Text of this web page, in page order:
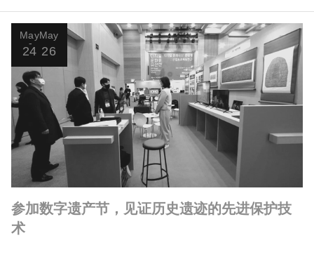
May
24
May
26
参加数字遗产节，见证历史遗迹的先进保护技
术